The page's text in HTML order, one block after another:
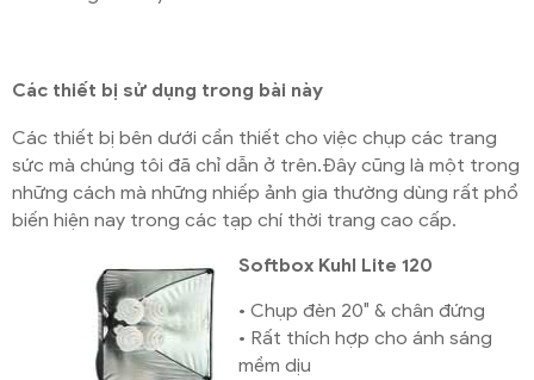
Các thiết bị sử dụng trong bài này
Các thiết bị bên dưới cần thiết cho việc chụp các trang
sức mà chúng tôi đã chỉ dẫn ở trên.Đây cũng là một trong
những cách mà những nhiếp ảnh gia thường dùng rất phổ
biến hiện nay trong các tạp chí thời trang cao cấp.
Softbox Kuhl Lite 120
• Chụp đèn 20″ & chân đứng
• Rất thích hợp cho ánh sáng
mềm dịu